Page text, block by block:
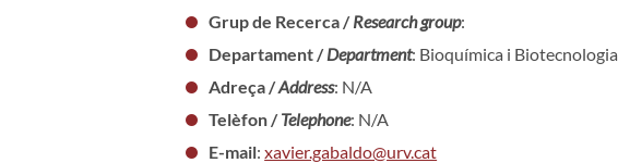
Grup de Recerca /Research group:
Departament /Department: Bioquímica i Biotecnologia
Adreça /Address: N/A
Telèfon /Telephone: N/A
E-mail:xavier.gabaldo@urv.cat